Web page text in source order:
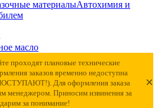
материалыАвтохимия и
масло
проходят плановые технические
заказов временно недоступна
Для оформления заказа
менеджером. Приносим извинения за
за понимание!
×